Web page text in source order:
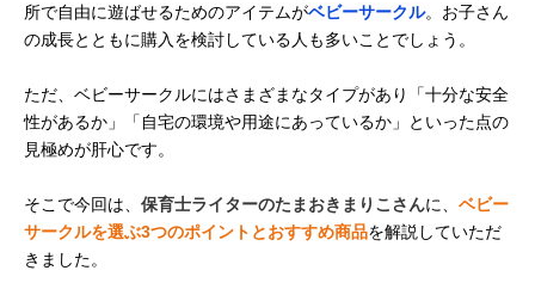
所で自由に遊ばせるためのアイテムがベビーサークル。お子さん
の成長とともに購入を検討している人も多いことでしょう。
ただ、ベビーサークルにはさまざまなタイプがあり「十分な安全
性があるか」「自宅の環境や用途にあっているか」といった点の
見極めが肝心です。
そこで今回は、 保育士ライターのたまおきまりこさんに、 ベビー
サークルを選ぶ3つのポイントとおすすめ商品を解説していただ
きました。